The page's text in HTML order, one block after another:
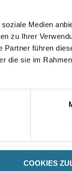
Medien
zu Ihrer
Partner führen
die sie im
COOKIES
verwendet, und
zu machen. Die
berechtigt,
fälliger
laufenden
Käufer mit
dem
auch für den Fall,
üblichen